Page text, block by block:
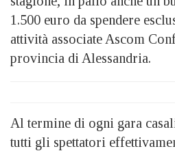
1.500 euro da spendere
attività associate Ascom
provincia di Alessandria.
Al termine di ogni gara
tutti gli spettatori